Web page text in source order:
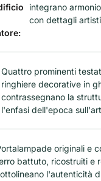
integrano
con dettagli
Quattro prominenti
ringhiere decorative in
contrassegnano la
l'enfasi dell'epoca
originali e
battuto, ricostruiti e
l'autenticità